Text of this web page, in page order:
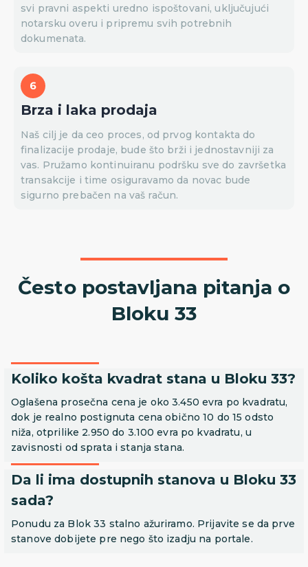
svi pravni aspekti uredno ispoštovani, uključujući
notarsku overu i pripremu svih potrebnih
dokumenata.
Brza i laka prodaja
Naš cilj je da ceo proces, od prvog kontakta do
finalizacije prodaje, bude što brži i jednostavniji za
vas. Pružamo kontinuiranu podršku sve do završetka
transakcije i time osiguravamo da novac bude
sigurno prebačen na vaš račun.
Često postavljana pitanja o
Bloku 33
Koliko košta kvadrat stana u Bloku 33?
Oglašena prosečna cena je oko 3.450 evra po kvadratu,
dok je realno postignuta cena obično 10 do 15 odsto
niža, otprilike 2.950 do 3.100 evra po kvadratu, u
zavisnosti od sprata i stanja stana.
Da li ima dostupnih stanova u Bloku 33
sada?
Ponudu za Blok 33 stalno ažuriramo. Prijavite se da prve
stanove dobijete pre nego što izadju na portale.